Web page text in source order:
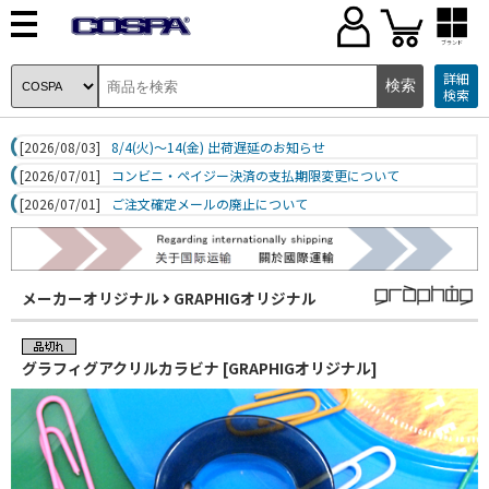
ブランド
詳細
検索
[2026/08/03]
8/4(火)～14(金) 出荷遅延のお知らせ
[2026/07/01]
コンビニ・ペイジー決済の支払期限変更について
[2026/07/01]
ご注文確定メールの廃止について
メーカーオリジナル GRAPHIGオリジナル
グラフィグアクリルカラビナ [GRAPHIGオリジナル]